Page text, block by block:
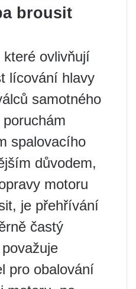
brousit
které ovlivňují
lícování hlavy
samotného
spalovacího
důvodem,
motoru
je přehřívání
častý
pro obalování